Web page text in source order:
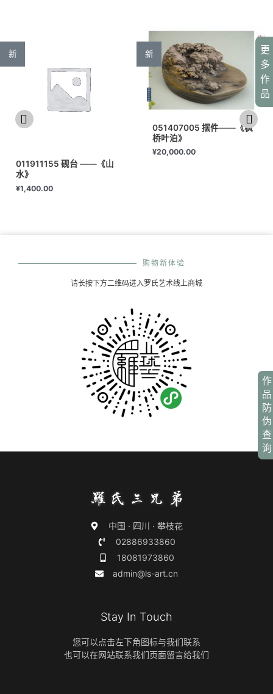
作
品
防
伪
查
询
更
多
作
品
新
011911155 砚台 ——《山
水》
¥1,400.00
新
051407005 摆件——《枫
桥叶泊》
¥20,000.00
购物新体验
请长按下方二维码进入罗氏艺术线上商城
中国 · 四川 · 攀枝花
02886933860
18081973860
admin@ls-art.cn
Stay In Touch
您可以点击左下角图标与我们联系
也可以在网站联系我们页面留言给我们